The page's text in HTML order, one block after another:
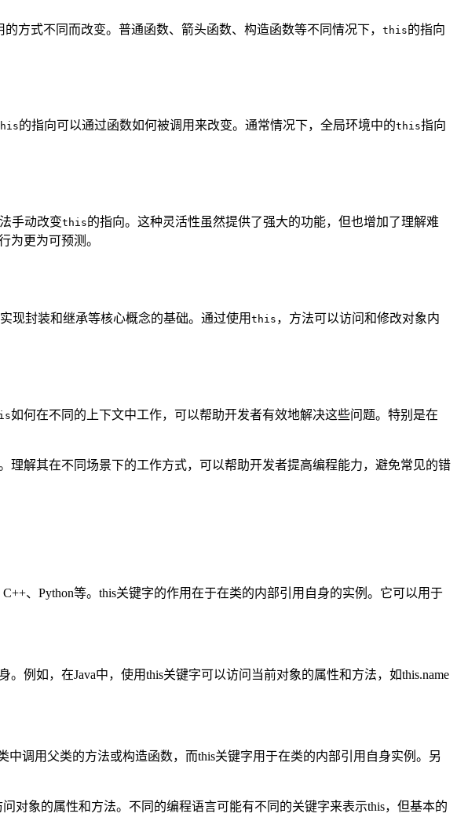
方式不同而改变。普通函数、箭头函数、构造函数等不同情况下， this的指向
的指向可以通过函数如何被调用来改变。通常情况下，全局环境中的this指向
手动改变this的指向。这种灵活性虽然提供了强大的功能，但也增加了理解难
为更为可预测。
现封装和继承等核心概念的基础。通过使用 this ，方法可以访问和修改对象内
如何在不同的上下文中工作，可以帮助开发者有效地解决这些问题。特别是在
解其在不同场景下的工作方式，可以帮助开发者提高编程能力，避免常见的错
、Python等。this关键字的作用在于在类的内部引用自身的实例。它可以用于
例如，在Java中，使用this关键字可以访问当前对象的属性和方法，如this.name
调用父类的方法或构造函数，而this关键字用于在类的内部引用自身实例。另
对象的属性和方法。不同的编程语言可能有不同的关键字来表示this，但基本的